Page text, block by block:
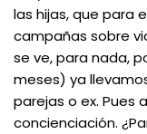
las hijas, que para
campañas sobre
se ve, para nada,
meses) ya
parejas o ex. Pues
concienciación.